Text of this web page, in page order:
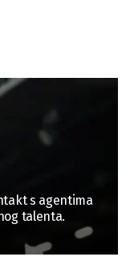
s agentima
talenta.